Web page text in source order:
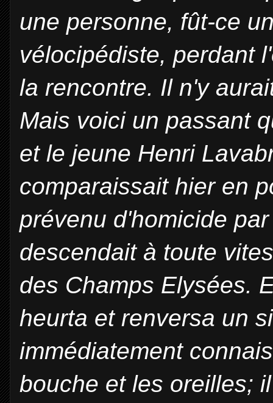
une personne, fût-ce
vélocipédiste, perdant
la rencontre. Il n'y
Mais voici un passant
et le jeune Henri
comparaissait hier en
prévenu d'homicide
descendait à toute
des Champs Elysées.
heurta et renversa un
immédiatement
bouche et les oreilles;